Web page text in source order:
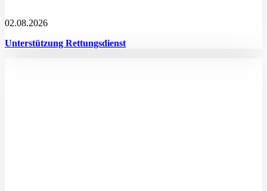
02.08.2026
Unterstützung Rettungsdienst